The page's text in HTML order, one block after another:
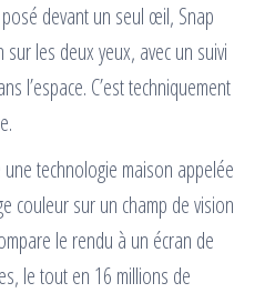
devant un seul œil, Snap
les deux yeux, avec un suivi
l’espace. C’est techniquement
technologie maison appelée
couleur sur un champ de vision
le rendu à un écran de
le tout en 16 millions de